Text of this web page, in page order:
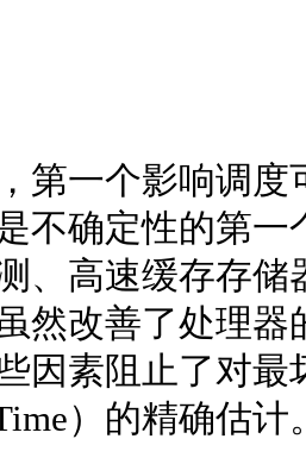
一个影响调度
不确定性的第
、高速缓存存
然改善了处理
因素阻止了对最
）的精确估计